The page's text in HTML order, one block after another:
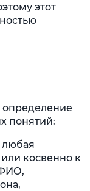
этот
определение
понятий:
любая
косвенно к